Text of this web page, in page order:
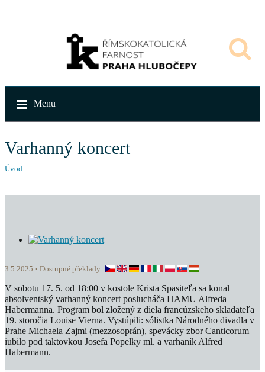
Menu
Varhanný koncert
Úvod
3.5.2025 Dostupné překlady:
V sobotu 17. 5. od 18:00 v kostole Krista Spasiteľa sa konal
absolventský varhanný koncert poslucháča HAMU Alfreda
Habermanna. Program bol zložený z diela francúzskeho skladateľa
19. storočia Louise Vierna. Vystúpili: sólistka Národného divadla v
Prahe Michaela Zajmi (mezzosoprán), spevácky zbor Canticorum
iubilo pod taktovkou Josefa Popelky ml. a varhaník Alfred
Habermann.